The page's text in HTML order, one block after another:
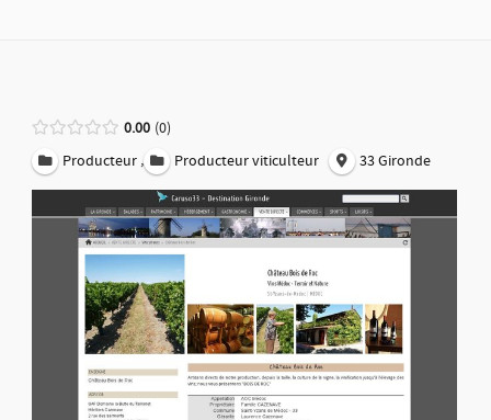
0.00 0
Producteur , Producteur viticulteur 33 Gironde